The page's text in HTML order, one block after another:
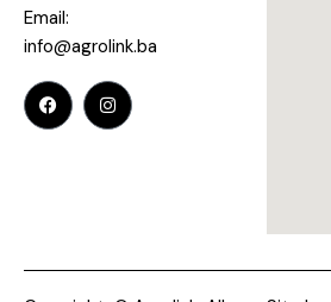
Email:
info@agrolink.ba